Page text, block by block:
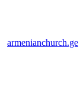
armenianchurch.ge